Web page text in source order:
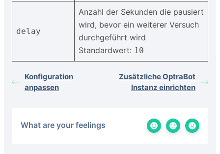
delay
Anzahl der Sekunden die pausiert
wird, bevor ein weiterer Versuch
durchgeführt wird
Standardwert: 10
Konfiguration
anpassen
Zusätzliche OptraBot
Instanz einrichten
What are your feelings